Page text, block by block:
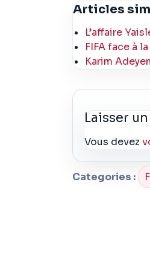
Articles
L’affaire
FIFA face à
Karim
Laisser
Vous devez
Categories :